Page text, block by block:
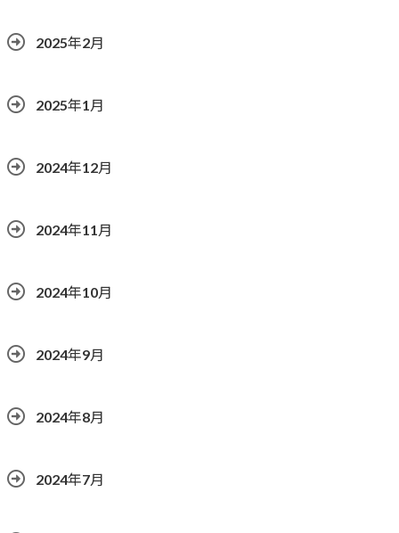
2025年2月
2025年1月
2024年12月
2024年11月
2024年10月
2024年9月
2024年8月
2024年7月